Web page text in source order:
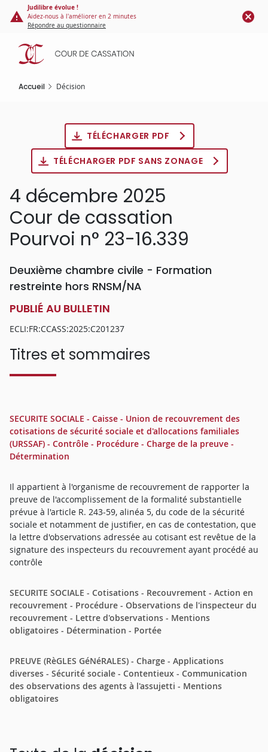
Panneau de gestion des cookies
contenu
principal
Judilibre évolue !
Aidez-nous à l'améliorer en 2 minutes
Répondre au questionnaire
Accueil Décision
TÉLÉCHARGER PDF
TÉLÉCHARGER PDF SANS ZONAGE
4 décembre 2025
Cour de cassation
Pourvoi n° 23-16.339
Deuxième chambre civile - Formation
restreinte hors RNSM/NA
PUBLIÉ AU BULLETIN
ECLI:FR:CCASS:2025:C201237
Titres et sommaires
SECURITE SOCIALE - Caisse - Union de recouvrement des
cotisations de sécurité sociale et d'allocations familiales
(URSSAF) - Contrôle - Procédure - Charge de la preuve -
Détermination
Il appartient à l'organisme de recouvrement de rapporter la
preuve de l'accomplissement de la formalité substantielle
prévue à l'article R. 243-59, alinéa 5, du code de la sécurité
sociale et notamment de justifier, en cas de contestation, que
la lettre d'observations adressée au cotisant est revêtue de la
signature des inspecteurs du recouvrement ayant procédé au
contrôle
SECURITE SOCIALE - Cotisations - Recouvrement - Action en
recouvrement - Procédure - Observations de l'inspecteur du
recouvrement - Lettre d'observations - Mentions
obligatoires - Détermination - Portée
PREUVE (RèGLES GéNéRALES) - Charge - Applications
diverses - Sécurité sociale - Contentieux - Communication
des observations des agents à l'assujetti - Mentions
obligatoires